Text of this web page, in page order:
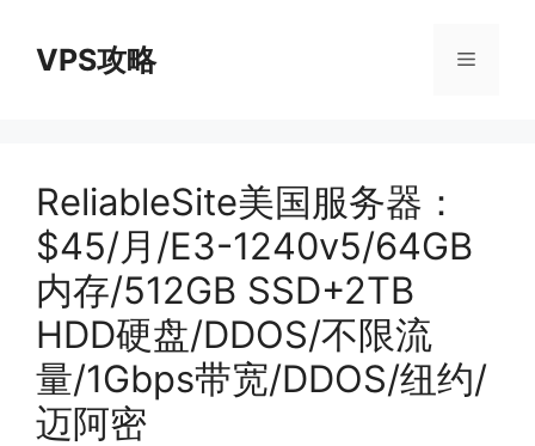
VPS攻略 菜
ReliableSite美国服务器：
$45/月/E3-1240v5/64GB
内存/512GB SSD+2TB
HDD硬盘/DDOS/不限流
量/1Gbps带宽/DDOS/纽约/
迈阿密